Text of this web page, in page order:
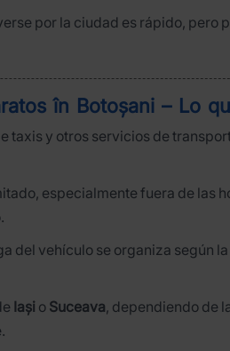
por la ciudad es rápido,
în Botoșani – Lo
taxis y otros servicios de
especialmente fuera de las
del vehículo se organiza según
Iași o Suceava, dependiendo de